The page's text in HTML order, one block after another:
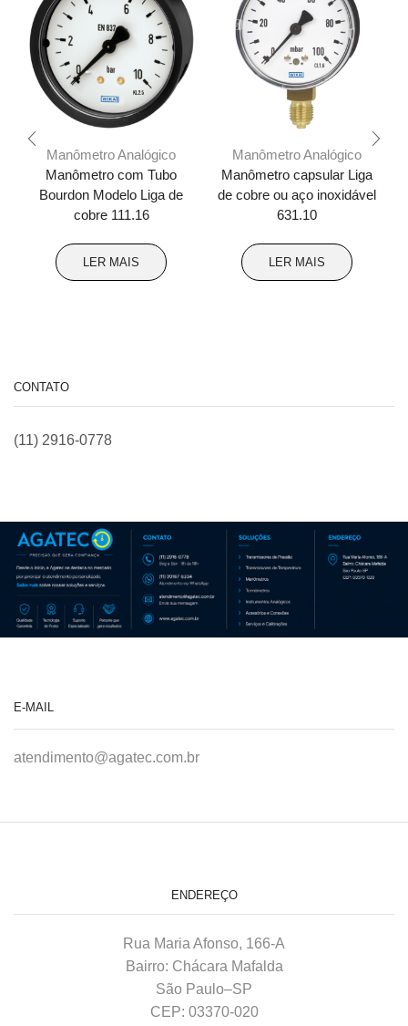
Manômetro Analógico
Manômetro com Tubo
Bourdon Modelo Liga de
cobre 111.16
LER MAIS
Manômetro Analógico
Manômetro capsular Liga
de cobre ou aço inoxidável
631.10
LER MAIS
CONTATO
(11) 2916-0778
E-MAIL
atendimento@agatec.com.br
ENDEREÇO
Rua Maria Afonso, 166-A
Bairro: Chácara Mafalda
São Paulo–SP
CEP: 03370-020